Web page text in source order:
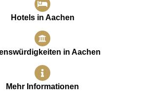
Hotels in Aachen
in Aachen
Mehr Informationen